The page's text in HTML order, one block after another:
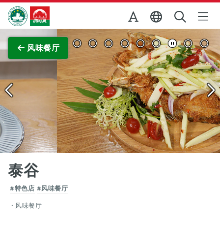
跳至主内容
澳门特别行政区政府旅游局
风味餐厅
查看原图
泰谷
#特色店 #风味餐厅
风味餐厅